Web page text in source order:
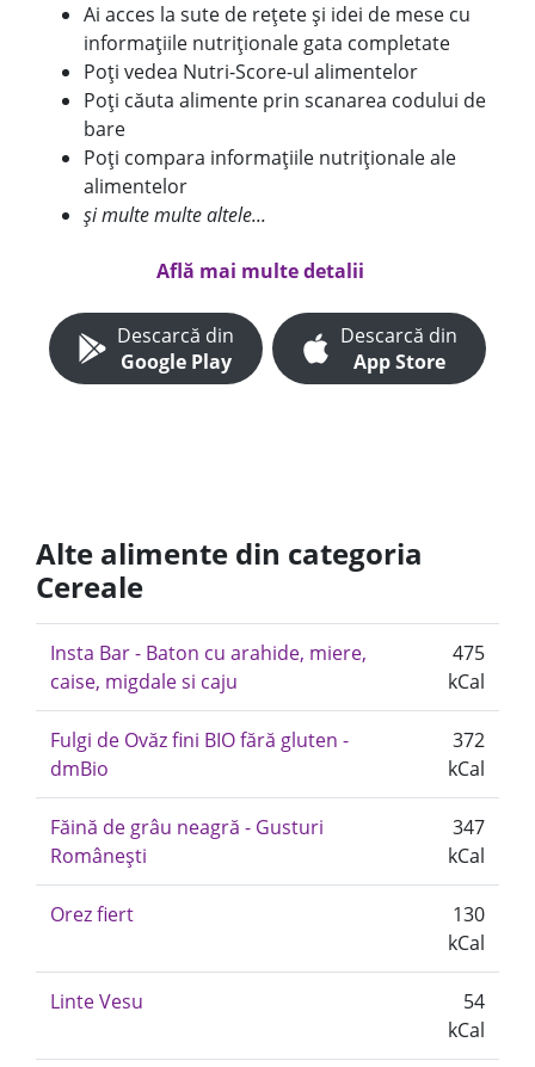
Ai acces la sute de rețete și idei de mese cu
informațiile nutriționale gata completate
Poți vedea Nutri-Score-ul alimentelor
Poți căuta alimente prin scanarea codului de
bare
Poți compara informațiile nutriționale ale
alimentelor
și multe multe altele...
Află mai multe detalii
Descarcă din
Google Play
Descarcă din
App Store
Alte alimente din categoria
Cereale
Insta Bar - Baton cu arahide, miere,
caise, migdale si caju
475
kCal
Fulgi de Ovăz fini BIO fără gluten -
dmBio
372
kCal
Făină de grâu neagră - Gusturi
Românești
347
kCal
Orez fiert
130
kCal
Linte Vesu
54
kCal